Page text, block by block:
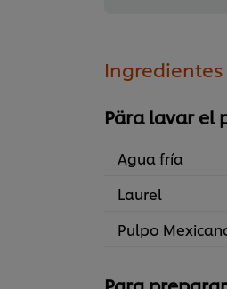
Ingredientes
Pära lavar el
Agua fría
Laurel
Pulpo